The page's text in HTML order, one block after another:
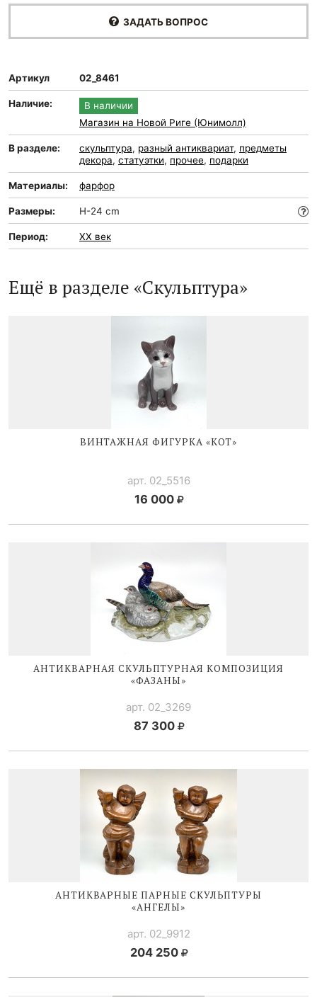
ЗАДАТЬ ВОПРОС
Артикул 02_8461
Наличие:
В наличии
Магазин на Новой Риге (Юнимолл)
В разделе: скульптура, разный антиквариат, предметы
декора, статуэтки, прочее, подарки
Материалы: фарфор
Размеры: H-24 cm
Период: XX век
Ещё в разделе «Скульптура»
ВИНТАЖНАЯ ФИГУРКА «КОТ»
арт. 02_5516
16 000
АНТИКВАРНАЯ СКУЛЬПТУРНАЯ КОМПОЗИЦИЯ
«ФАЗАНЫ»
арт. 02_3269
87 300
АНТИКВАРНЫЕ ПАРНЫЕ СКУЛЬПТУРЫ
«АНГЕЛЫ»
арт. 02_9912
204 250